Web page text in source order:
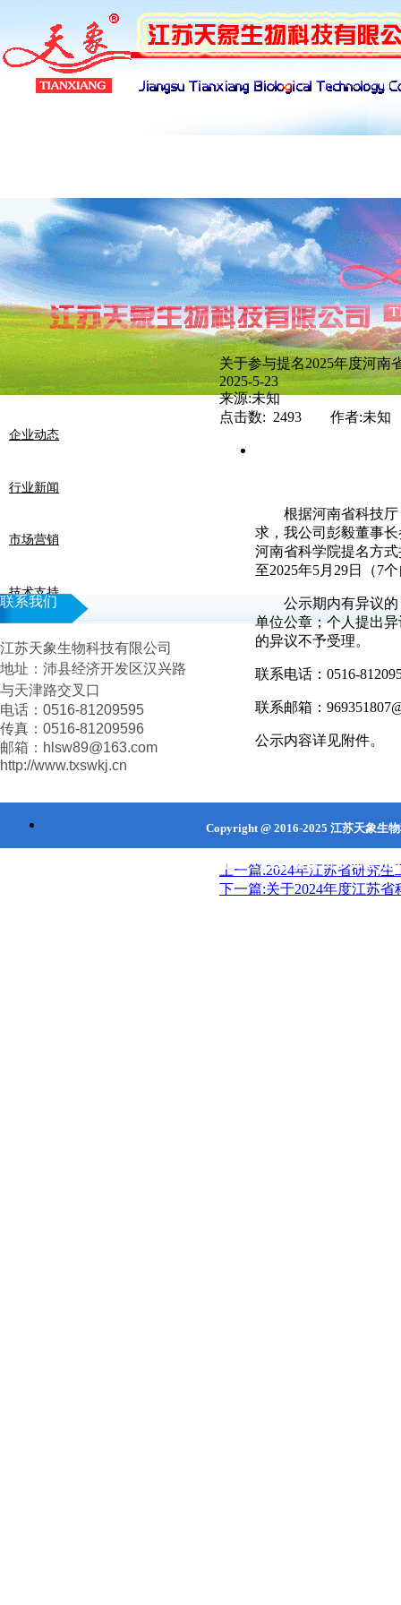
新闻分类
联系我们
江苏天象生物科技有限公司
地址： 沛县经济开发区汉兴路
与天津路交叉口
电话：0516-81209595
传真：0516-81209596
邮箱：hlsw89@163.com
http://www.txswkj.cn
企业动态
行业新闻
市场营销
技术支持
关于参与提名2025年度河南
2025-5-23
来源:未知
点击数: 2493 作者:未知
根据河南省科技
求，我公司 彭毅董事长
河南省科学院提名方
至2025年5月 29日 （7个
公示期内有异议
单位公章；个人提出
的异议不予受理。
联系电话： 0516-
联系邮箱：
公示内容详见附件。
上一篇:2024年江苏省研究
下一篇:关于2024年度江苏
Copyright @ 2016-2025江苏天象生
联系地址：江苏省徐州市沛县经